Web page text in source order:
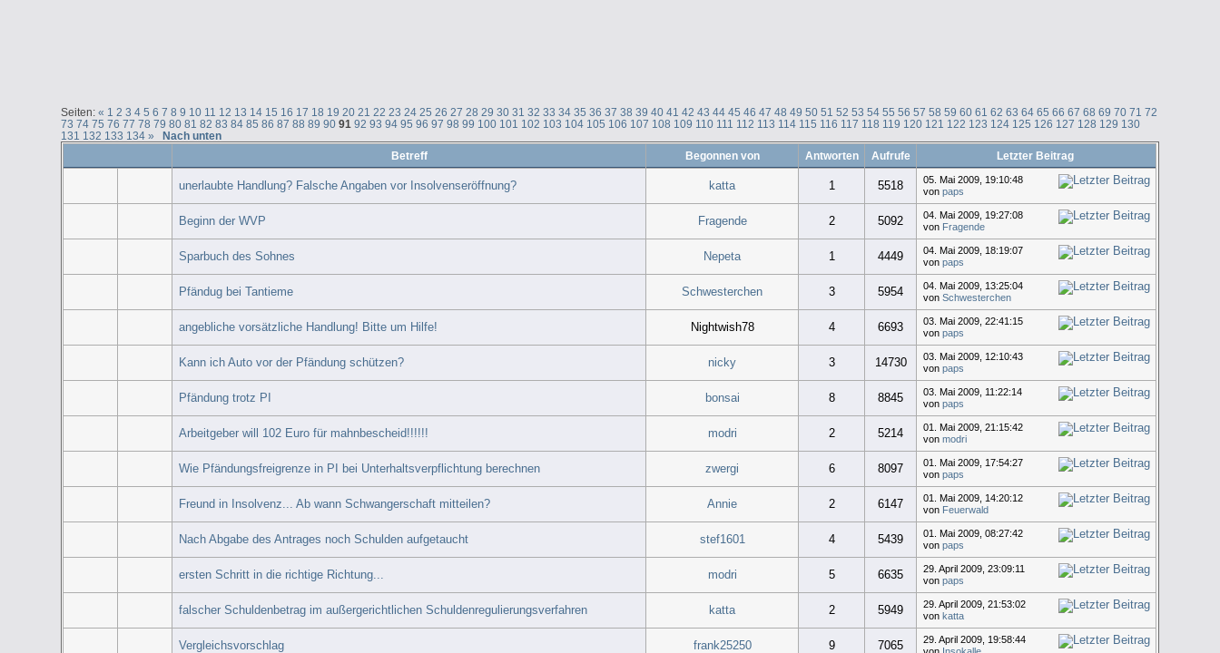
Seiten:« 1 2 3 4 5 6 7 8 9 10 11 12 13 14 15 16 17 18 19 20 21 22 23 24 25 26 27 28 29 30 31 32 33 34 35 36 37 38 39 40 41 42 43 44 45 46 47 48 49 50 51 52 53 54 55 56 57 58 59 60 61 62 63 64 65 66 67 68 69 70 71 72
73 74 75 76 77 78 79 80 81 82 83 84 85 86 87 88 89 90 91 92 93 94 95 96 97 98 99 100 101 102 103 104 105 106 107 108 109 110 111 112 113 114 115 116 117 118 119 120 121 122 123 124 125 126 127 128 129 130
131 132 133 134 »
Nach unten
Betreff
Begonnen von Antworten Aufrufe Letzter Beitrag
unerlaubte Handlung? Falsche Angaben vor Insolvenseröffnung? katta 1 5518
05. Mai 2009, 19:10:48
von paps
Beginn der WVP Fragende 2 5092
04. Mai 2009, 19:27:08
von Fragende
Sparbuch des Sohnes Nepeta 1 4449
04. Mai 2009, 18:19:07
von paps
Pfändug bei Tantieme Schwesterchen 3 5954
04. Mai 2009, 13:25:04
von Schwesterchen
angebliche vorsätzliche Handlung! Bitte um Hilfe! Nightwish78 4 6693
03. Mai 2009, 22:41:15
von paps
Kann ich Auto vor der Pfändung schützen? nicky 3 14730
03. Mai 2009, 12:10:43
von paps
Pfändung trotz PI bonsai 8 8845
03. Mai 2009, 11:22:14
von paps
Arbeitgeber will 102 Euro für mahnbescheid!!!!!! modri 2 5214
01. Mai 2009, 21:15:42
von modri
Wie Pfändungsfreigrenze in PI bei Unterhaltsverpflichtung berechnen zwergi 6 8097
01. Mai 2009, 17:54:27
von paps
Freund in Insolvenz... Ab wann Schwangerschaft mitteilen? Annie 2 6147
01. Mai 2009, 14:20:12
von Feuerwald
Nach Abgabe des Antrages noch Schulden aufgetaucht stef1601 4 5439
01. Mai 2009, 08:27:42
von paps
ersten Schritt in die richtige Richtung... modri 5 6635
29. April 2009, 23:09:11
von paps
falscher Schuldenbetrag im außergerichtlichen Schuldenregulierungsverfahren katta 2 5949
29. April 2009, 21:53:02
von katta
Vergleichsvorschlag frank25250 9 7065
29. April 2009, 19:58:44